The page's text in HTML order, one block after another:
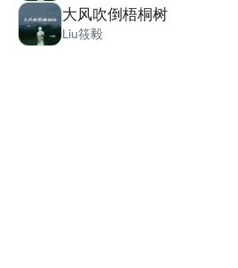
大风吹倒梧桐树
Liu筱毅